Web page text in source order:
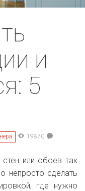
и
5
19870
или обоев так
непросто сделать
где нужно